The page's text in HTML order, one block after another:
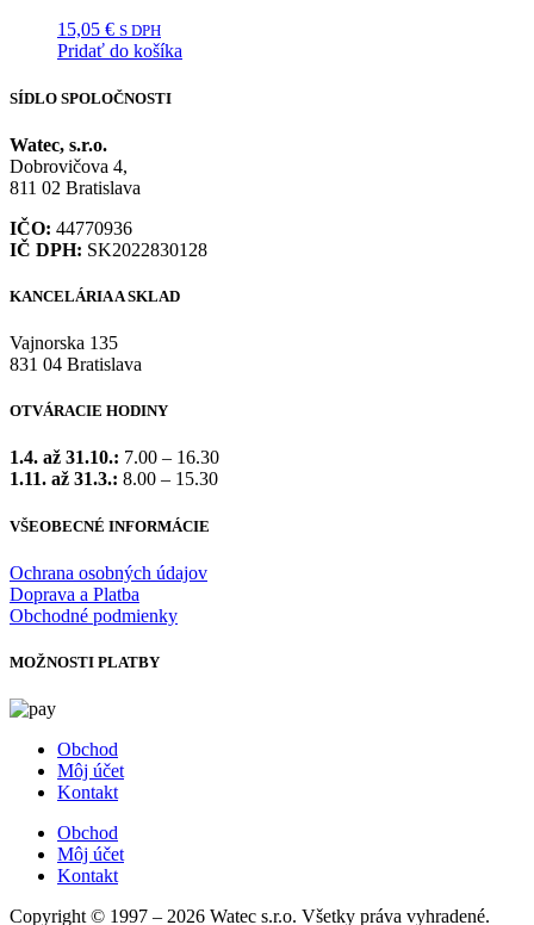
15,05 € S DPH
Pridať do košíka
SÍDLO SPOLOČNOSTI
Watec, s.r.o.
Dobrovičova 4,
811 02 Bratislava
IČO: 44770936
IČ DPH: SK2022830128
KANCELÁRIA A SKLAD
Vajnorska 135
831 04 Bratislava
OTVÁRACIE HODINY
1.4. až 31.10.: 7.00 – 16.30
1.11. až 31.3.: 8.00 – 15.30
VŠEOBECNÉ INFORMÁCIE
Ochrana osobných údajov
Doprava a Platba
Obchodné podmienky
MOŽNOSTI PLATBY
Obchod
Môj účet
Kontakt
Obchod
Môj účet
Kontakt
Copyright © 1997 – 2026 Watec s.r.o. Všetky práva vyhradené.